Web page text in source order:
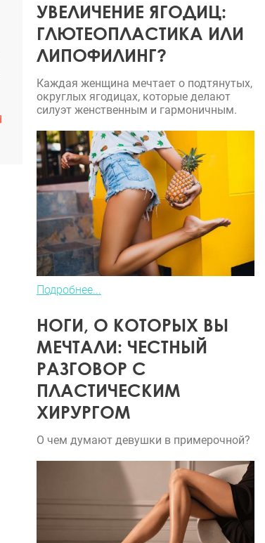
УВЕЛИЧЕНИЕ ЯГОДИЦ:
ГЛЮТЕОПЛАСТИКА ИЛИ
ЛИПОФИЛИНГ?
Каждая женщина мечтает о подтянутых,
округлых ягодицах, которые делают
силуэт женственным и гармоничным.
Подробнее...
НОГИ, О КОТОРЫХ ВЫ
МЕЧТАЛИ: ЧЕСТНЫЙ
РАЗГОВОР С
ПЛАСТИЧЕСКИМ
ХИРУРГОМ
О чем думают девушки в примерочной?